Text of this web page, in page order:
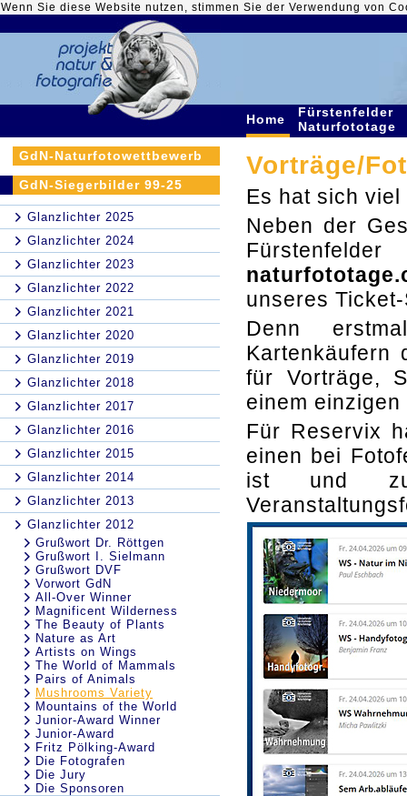
Wenn Sie diese Website nutzen, stimmen Sie der Verwendung von
Home
Fürstenfelder
Naturfototage
GdN-Naturfotowettbewerb
GdN-Siegerbilder 99-25
Glanzlichter 2025
Glanzlichter 2024
Glanzlichter 2023
Glanzlichter 2022
Glanzlichter 2021
Glanzlichter 2020
Glanzlichter 2019
Glanzlichter 2018
Glanzlichter 2017
Glanzlichter 2016
Glanzlichter 2015
Glanzlichter 2014
Glanzlichter 2013
Glanzlichter 2012
Grußwort Dr. Röttgen
Grußwort I. Sielmann
Grußwort DVF
Vorwort GdN
All-Over Winner
Magnificent Wilderness
The Beauty of Plants
Nature as Art
Artists on Wings
The World of Mammals
Pairs of Animals
Mushrooms Variety
Mountains of the World
Junior-Award Winner
Junior-Award
Fritz Pölking-Award
Die Fotografen
Die Jury
Die Sponsoren
Vorträge/
Es hat sich
Neben der
unseres
Denn
Kartenkäufern
für Vorträge,
einem
Für Reservix
einen bei
ist und